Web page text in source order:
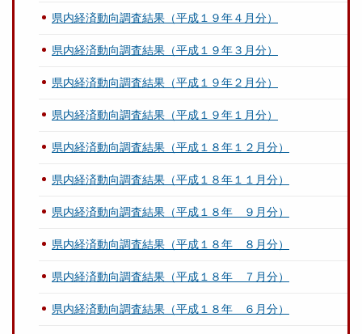
県内経済動向調査結果（平成１９年４月分）
県内経済動向調査結果（平成１９年３月分）
県内経済動向調査結果（平成１９年２月分）
県内経済動向調査結果（平成１９年１月分）
県内経済動向調査結果（平成１８年１２月分）
県内経済動向調査結果（平成１８年１１月分）
県内経済動向調査結果（平成１８年 ９月分）
県内経済動向調査結果（平成１８年 ８月分）
県内経済動向調査結果（平成１８年 ７月分）
県内経済動向調査結果（平成１８年 ６月分）